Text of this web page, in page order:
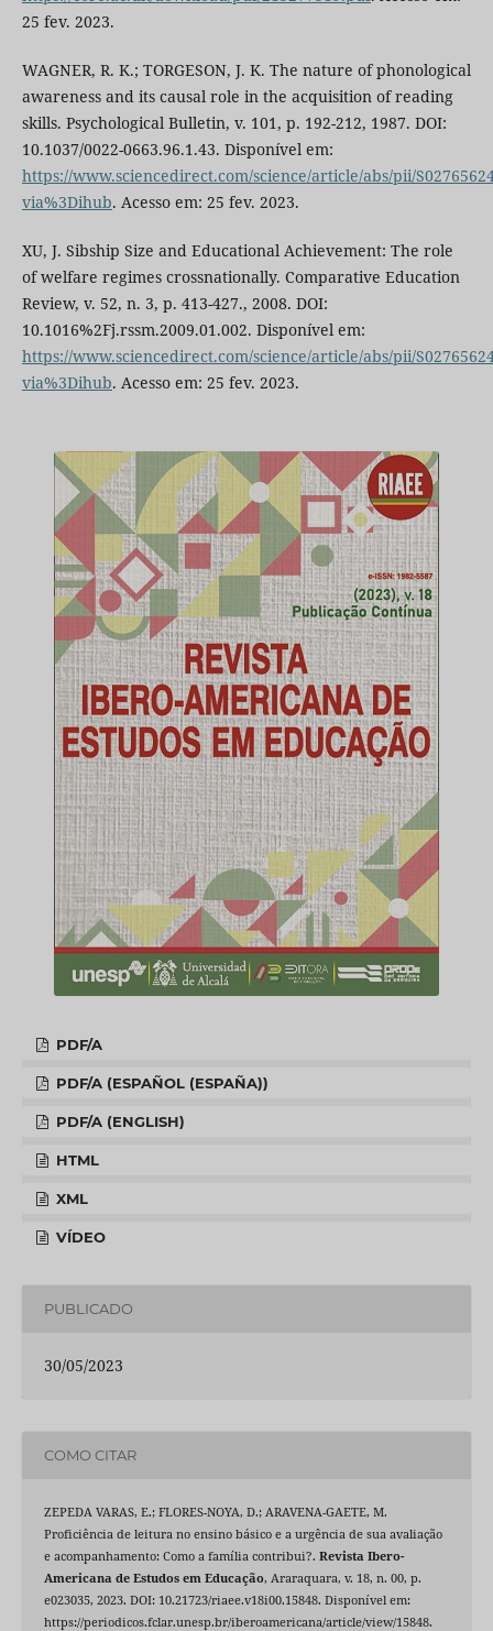
25 fev. 2023.
WAGNER, R. K.; TORGESON, J. K. The nature of phonological
awareness and its causal role in the acquisition of reading
skills. Psychological Bulletin, v. 101, p. 192-212, 1987. DOI:
10.1037/0022-0663.96.1.43. Disponível em:
https://www.sciencedirect.com/science/article/abs/pii/
via%3Dihub. Acesso em: 25 fev. 2023.
XU, J. Sibship Size and Educational Achievement: The role
of welfare regimes crossnationally. Comparative Education
Review, v. 52, n. 3, p. 413-427., 2008. DOI:
10.1016%2Fj.rssm.2009.01.002. Disponível em:
https://www.sciencedirect.com/science/article/abs/pii/
via%3Dihub. Acesso em: 25 fev. 2023.
PDF/A
PDF/A (ESPAÑOL (ESPAÑA))
PDF/A (ENGLISH)
HTML
XML
VÍDEO
PUBLICADO
30/05/2023
COMO CITAR
ZEPEDA VARAS, E.; FLORES-NOYA, D.; ARAVENA-GAETE, M.
Proficiência de leitura no ensino básico e a urgência de sua avaliação
e acompanhamento: Como a família contribui?. Revista Ibero-
Americana de Estudos em Educação, Araraquara, v. 18, n. 00, p.
e023035, 2023. DOI: 10.21723/riaee.v18i00.15848. Disponível em:
https://periodicos.fclar.unesp.br/iberoamericana/article/view/15848.